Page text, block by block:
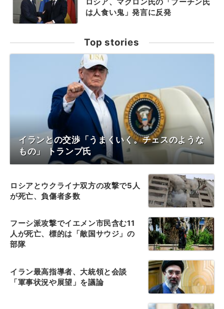
は人食い鬼」発言に反発
Top stories
イランとの交渉「うまくいく。チェスのような
もの」 トランプ氏
ロシアとウクライナ双方の攻撃で5人
が死亡、負傷者多数
フーシ派攻撃でイエメン市民含む11
人が死亡、標的は「敵国サウジ」の
部隊
イラン最高指導者、大統領と会談
「軍事状況や展望」を議論